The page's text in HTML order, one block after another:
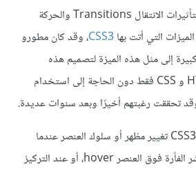
كانت القدرة على التحكم بتأثيرات الانتقال Transitions والحركة
CSS3، وقد كان مطورو
إلى مثل هذه الميزة لتصميم هذه
تتيح تأثيرات الانتقال في CSS3 تغيير مظهر أو سلوك العنصر عندما
تتغير حالته، كأن يُمرَّر مؤشر الفأرة فوق العنصر hover، أو عند التركيز